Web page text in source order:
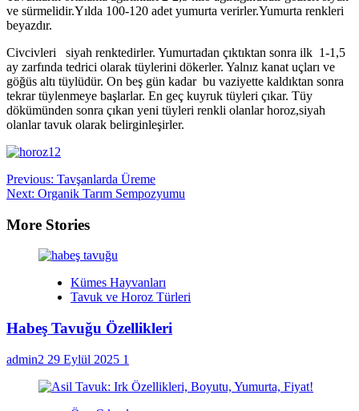
ve sürmelidir.Yılda 100-120 adet yumurta verirler.Yumurta renkleri
beyazdır.
Civcivleri siyah renktedirler. Yumurtadan çıktıktan sonra ilk 1-1,5
ay zarfında tedrici olarak tüylerini dökerler. Yalnız kanat uçları ve
göğüs altı tüylüdür. On beş gün kadar bu vaziyette kaldıktan sonra
tekrar tüylenmeye başlarlar. En geç kuyruk tüyleri çıkar. Tüy
dökümünden sonra çıkan yeni tüyleri renkli olanlar horoz,siyah
olanlar tavuk olarak belirginleşirler.
Post
navigation
Previous: Tavşanlarda Üreme
Next: Organik Tarım Sempozyumu
More Stories
Kümes Hayvanları
Tavuk ve Horoz Türleri
Habeş Tavuğu Özellikleri
admin2 29 Eylül 2025 1